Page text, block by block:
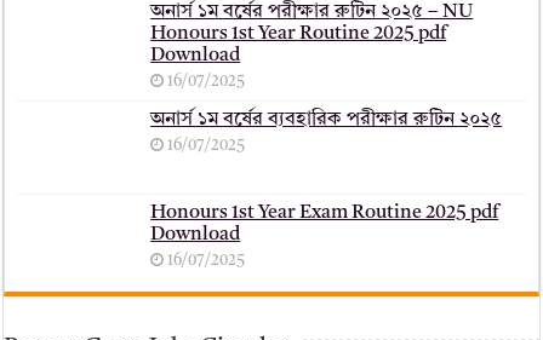
অনার্স ১ম বর্ষের পরীক্ষার রুটিন ২০২৫ – NU
Honours 1st Year Routine 2025 pdf
Download
16/07/2025
অনার্স ১ম বর্ষের ব্যবহারিক পরীক্ষার ‍রুটিন ২০২৫
16/07/2025
Honours 1st Year Exam Routine 2025 pdf
Download
16/07/2025